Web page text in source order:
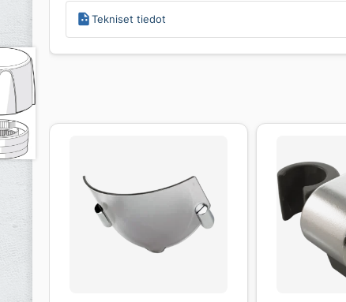
Tekniset tiedot